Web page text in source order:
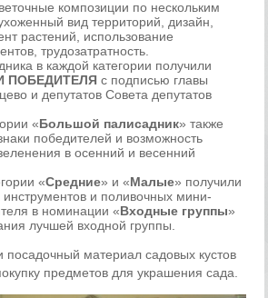
композиции по нескольким
вид территорий, дизайн,
растений, использование
трудозатратность.
в каждой категории получили
ПОБЕДИТЕЛЯ с подписью главы
и депутатов Совета депутатов
«Большой палисадник» также
победителей и возможность
в осенний и весенний
«Средние» и «Малые» получили
и поливочных мини-
в номинации «Входные группы»
лучшей входной группы.
посадочный материал садовых кустов
предметов для украшения сада.